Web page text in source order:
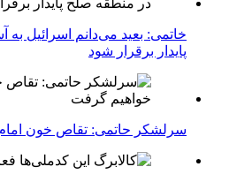
خاتمی: بعید می‌دانم اسرائیل به
پایدار برقرار شود
سرلشکر حاتمی: تقاص خون